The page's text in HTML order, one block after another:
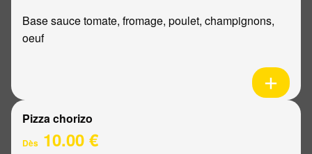
Base sauce tomate, fromage, poulet, champignons,
oeuf
Pizza chorizo
Dès 10.00 €